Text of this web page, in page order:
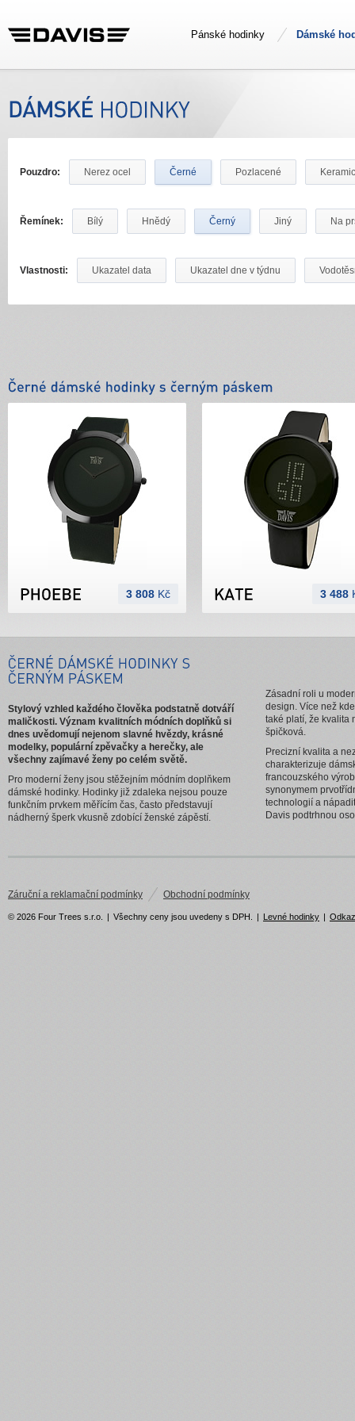
Pánské hodinky Dámské
Pouzdro: Nerez ocel Černé Pozlacené
Řemínek: Bílý Hnědý Černý Jiný Na
Vlastnosti: Ukazatel data Ukazatel dne v týdnu
3 808 Kč 3 488
Stylový vzhled každého člověka podstatně dotváří
maličkosti. Význam kvalitních módních doplňků si
dnes uvědomují nejenom slavné hvězdy, krásné
modelky, populární zpěvačky a herečky, ale
všechny zajímavé ženy po celém světě.
Pro moderní ženy jsou stěžejním módním doplňkem
dámské hodinky. Hodinky již zdaleka nejsou pouze
funkčním prvkem měřícím čas, často představují
nádherný šperk vkusně zdobící ženské zápěstí.
Zásadní roli u
design. Více než
také platí, že kvalita
špičková.
Precizní kvalita a
charakterizuje
francouzského
synonymem
technologií a
Davis podtrhnou
Záruční a reklamační podmínky Obchodní podmínky
© 2026 Four Trees s.r.o. | Všechny ceny jsou uvedeny s DPH. | Levné hodinky |